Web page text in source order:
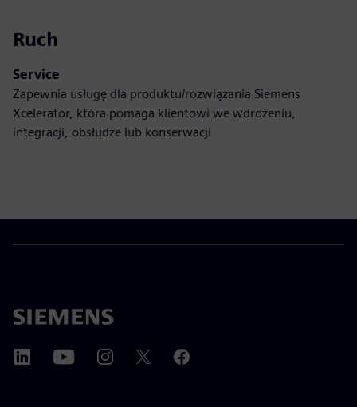
Ruch
Service
Zapewnia usługę dla produktu/rozwiązania Siemens
Xcelerator, która pomaga klientowi we wdrożeniu,
integracji, obsłudze lub konserwacji